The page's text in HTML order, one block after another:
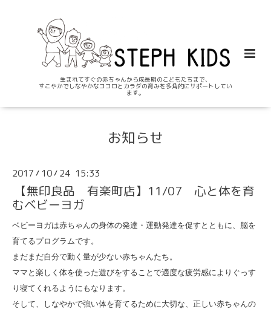
生まれてすぐの赤ちゃんから成長期のこどもたちまで、
すこやかでしなやかなココロとカラダの育みを多角的にサポートしてい
ます。
お知らせ
2017 / 10/ 24 15:33
【無印良品 有楽町店】11/07 心と体を育
むベビーヨガ
ベビーヨガは赤ちゃんの身体の発達・運動発達を促すとともに、脳を
育てるプログラムです。
まだまだ自分で動く量が少ない赤ちゃんたち。
ママと楽しく体を使った遊びをすることで適度な疲労感によりぐっす
り寝てくれるようにもなります。
そして、しなやかで強い体を育てるために大切な、正しい赤ちゃんの